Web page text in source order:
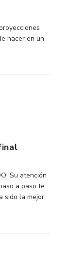
hacer en un
Me
Su atención
a paso te
sido la mejor